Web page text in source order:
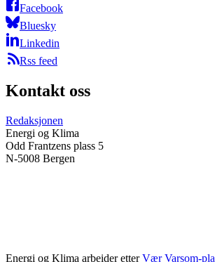
Facebook
Bluesky
Linkedin
Rss feed
Kontakt oss
Redaksjonen
Energi og Klima
Odd Frantzens plass 5
N-5008 Bergen
Energi og Klima arbeider etter Vær Varsom-